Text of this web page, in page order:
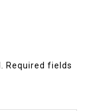
Required fields